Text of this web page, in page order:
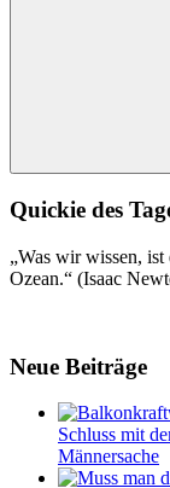
Quickie des
„Was wir wissen,
Ozean.“ (Isaac
Neue Beiträge
Schluss mit
Männersache